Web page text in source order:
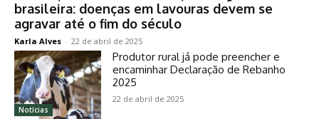
brasileira: doenças em lavouras devem se
agravar até o fim do século
Karla Alves - 22 de abril de 2025
Notícias
Produtor rural já pode preencher e
encaminhar Declaração de Rebanho
2025
22 de abril de 2025